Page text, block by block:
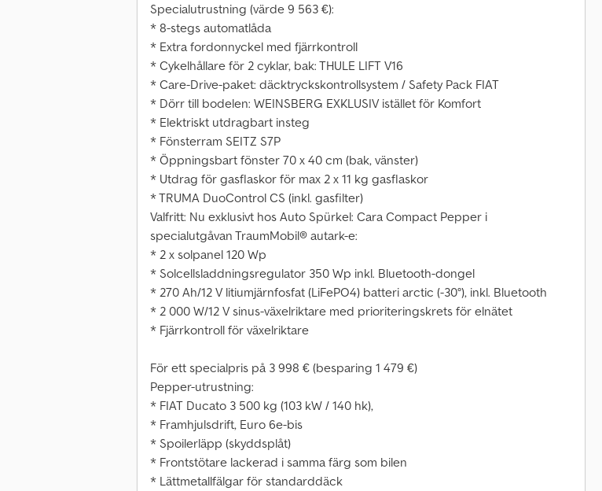
Specialutrustning (värde 9 563 €):
* 8-stegs automatlåda
* Extra fordonnyckel med fjärrkontroll
* Cykelhållare för 2 cyklar, bak: THULE LIFT V16
* Care-Drive-paket: däcktryckskontrollsystem / Safety Pack FIAT
* Dörr till bodelen: WEINSBERG EXKLUSIV istället för Komfort
* Elektriskt utdragbart insteg
* Fönsterram SEITZ S7P
* Öppningsbart fönster 70 x 40 cm (bak, vänster)
* Utdrag för gasflaskor för max 2 x 11 kg gasflaskor
* TRUMA DuoControl CS (inkl. gasfilter)
Valfritt: Nu exklusivt hos Auto Spürkel: Cara Compact Pepper i
specialutgåvan TraumMobil® autark-e:
* 2 x solpanel 120 Wp
* Solcellsladdningsregulator 350 Wp inkl. Bluetooth-dongel
* 270 Ah/12 V litiumjärnfosfat (LiFePO4) batteri arctic (-30°), inkl. Bluetooth
* 2 000 W/12 V sinus-växelriktare med prioriteringskrets för elnätet
* Fjärrkontroll för växelriktare
För ett specialpris på 3 998 € (besparing 1 479 €)
Pepper-utrustning:
* FIAT Ducato 3 500 kg (103 kW / 140 hk),
* Framhjulsdrift, Euro 6e-bis
* Spoilerläpp (skyddsplåt)
* Frontstötare lackerad i samma färg som bilen
* Lättmetallfälgar för standarddäck